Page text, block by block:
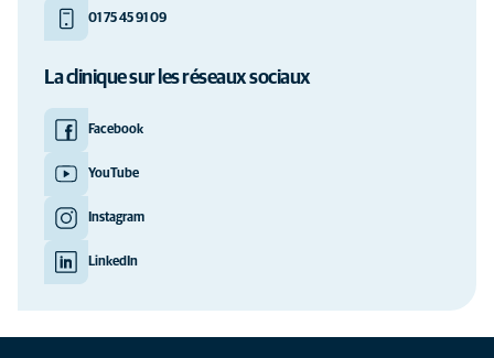
01 75 45 91 09
La clinique sur les réseaux sociaux
Facebook
YouTube
Instagram
LinkedIn